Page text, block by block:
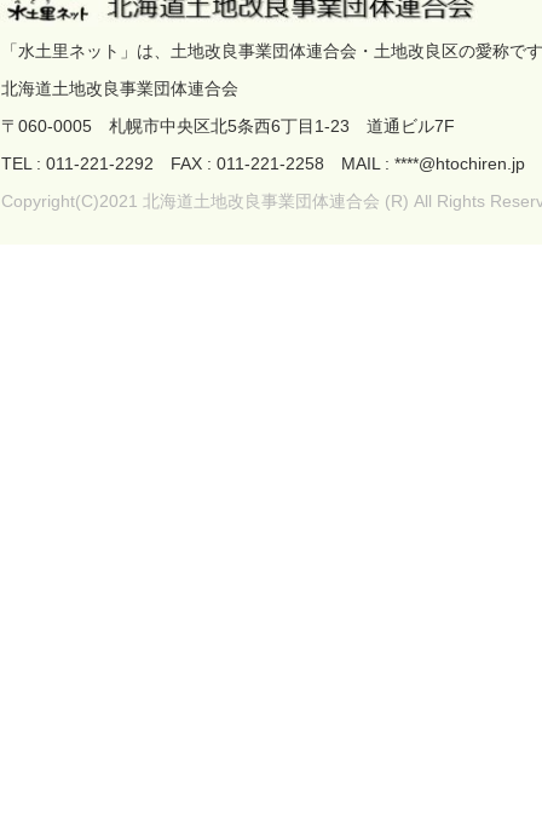
「水土里ネット」は、土地改良事業団体連合会・土地改良区の愛称で
北海道土地改良事業団体連合会
〒060-0005 札幌市中央区北5条西6丁目1-23 道通ビル7F
TEL : 011-221-2292 FAX : 011-221-2258 MAIL : ****@htochiren.jp
Copyright(C)2021 北海道土地改良事業団体連合会 (R) All Rights